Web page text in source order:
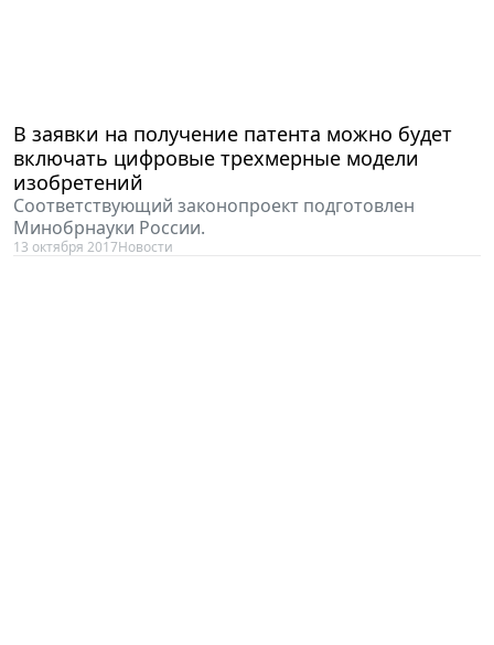
В заявки на получение патента можно будет
включать цифровые трехмерные модели
изобретений
Соответствующий законопроект подготовлен
Минобрнауки России.
13 октября 2017Новости